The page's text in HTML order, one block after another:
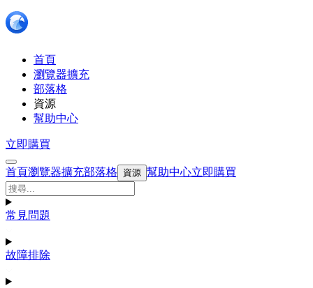
首頁
瀏覽器擴充
部落格
資源
幫助中心
立即購買
首頁瀏覽器擴充部落格 資源 幫助中心立即購買
常見問題
故障排除